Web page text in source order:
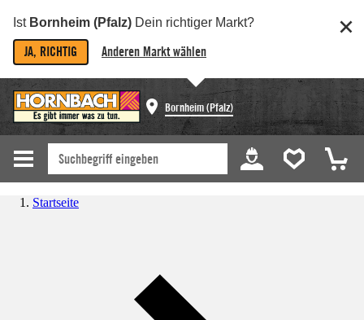
Ist Bornheim (Pfalz) Dein richtiger Markt?
JA, RICHTIG Anderen Markt wählen
Bornheim (Pfalz)
Startseite